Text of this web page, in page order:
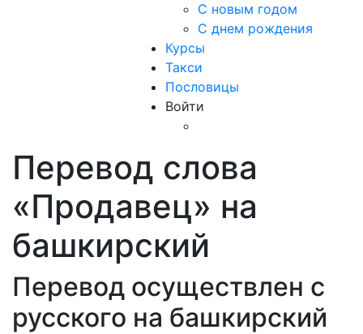
С новым годом
С днем рождения
Курсы
Такси
Пословицы
Войти
Перевод слова
«Продавец» на
башкирский
Перевод осуществлен с
русского на башкирский